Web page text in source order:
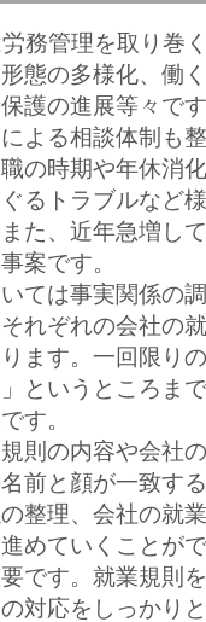
務管理を取り巻
態の多様化、働
護の進展等々で
よる相談体制も
の時期や年休消
るトラブルなど
た、近年急増し
案です。
ては事実関係の
れぞれの会社の
ます。一回限り
というところま
す。
則の内容や会社
前と顔が一致す
整理、会社の就
めていくことが
です。就業規則
対応をしっかり